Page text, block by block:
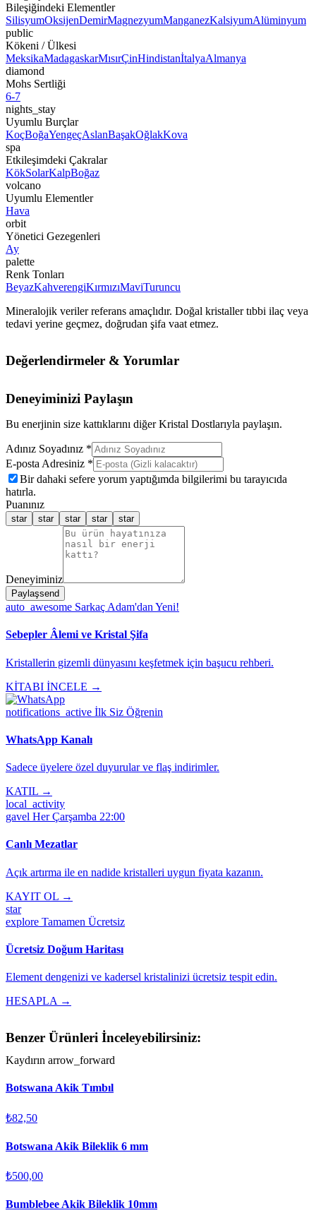
Bileşiğindeki Elementler
SilisyumOksijenDemirMagnezyumManganezKalsiyumAlüminyum
public
Kökeni / Ülkesi
MeksikaMadagaskarMısırÇinHindistanİtalyaAlmanya
diamond
Mohs Sertliği
6-7
nights_stay
Uyumlu Burçlar
KoçBoğaYengeçAslanBaşakOğlakKova
spa
Etkileşimdeki Çakralar
KökSolarKalpBoğaz
volcano
Uyumlu Elementler
Hava
orbit
Yönetici Gezegenleri
Ay
palette
Renk Tonları
BeyazKahverengiKırmızıMaviTuruncu
Mineralojik veriler referans amaçlıdır. Doğal kristaller tıbbi ilaç veya
tedavi yerine geçmez, doğrudan şifa vaat etmez.
Değerlendirmeler & Yorumlar
Deneyiminizi Paylaşın
Bu enerjinin size kattıklarını diğer Kristal Dostlarıyla paylaşın.
Adınız Soyadınız *
E-posta Adresiniz *
Bir dahaki sefere yorum yaptığımda bilgilerimi bu tarayıcıda
hatırla.
Puanınız
star star star star star
Deneyiminiz
Paylaşsend
auto_awesome Sarkaç Adam'dan Yeni!
Sebepler Âlemi ve Kristal Şifa
Kristallerin gizemli dünyasını keşfetmek için başucu rehberi.
KİTABI İNCELE →
notifications_active İlk Siz Öğrenin
WhatsApp Kanalı
Sadece üyelere özel duyurular ve flaş indirimler.
KATIL →
local_activity
gavel Her Çarşamba 22:00
Canlı Mezatlar
Açık artırma ile en nadide kristalleri uygun fiyata kazanın.
KAYIT OL →
star
explore Tamamen Ücretsiz
Ücretsiz Doğum Haritası
Element dengenizi ve kadersel kristalinizi ücretsiz tespit edin.
HESAPLA →
Benzer Ürünleri İnceleyebilirsiniz:
Kaydırın arrow_forward
Botswana Akik Tımbıl
₺82,50
Botswana Akik Bileklik 6 mm
₺500,00
Bumblebee Akik Bileklik 10mm